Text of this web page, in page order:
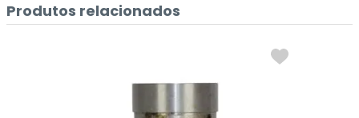
Produtos relacionados